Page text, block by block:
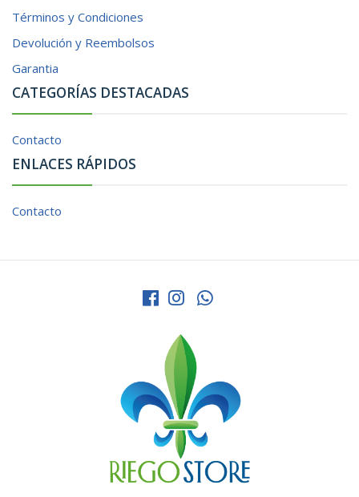
Términos y Condiciones
Devolución y Reembolsos
Garantia
CATEGORÍAS DESTACADAS
Contacto
ENLACES RÁPIDOS
Contacto